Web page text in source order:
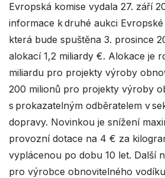
Evropská komise vydala 27. září
informace k druhé aukci
která bude spuštěna 3. prosince
alokací 1,2 miliardy €. Alokace je
miliardu pro projekty výroby
200 milionů pro projekty výroby
s prokazatelným odběratelem v
dopravy. Novinkou je snížení
provozní dotace na 4 € za
vyplácenou po dobu 10 let. Další
pro výrobce obnovitelného